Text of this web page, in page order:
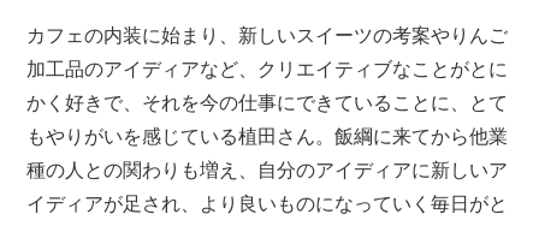
カフェの内装に始まり、新しいスイーツの考案やりんご
加工品のアイディアなど、クリエイティブなことがとに
かく好きで、それを今の仕事にできていることに、とて
もやりがいを感じている植田さん。飯綱に来てから他業
種の人との関わりも増え、自分のアイディアに新しいア
イディアが足され、より良いものになっていく毎日がと